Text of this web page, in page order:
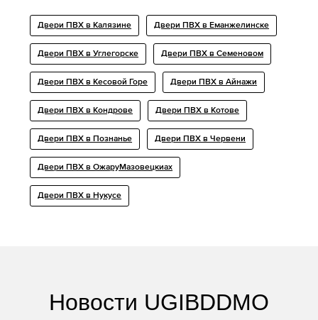
Двери ПВХ в Калязине Двери ПВХ в Еманжелинске
Двери ПВХ в Углегорске Двери ПВХ в Семеновом
Двери ПВХ в Кесовой Горе Двери ПВХ в Айнажи
Двери ПВХ в Кондрове Двери ПВХ в Котове
Двери ПВХ в Познанье Двери ПВХ в Червени
Двери ПВХ в ОжаруМазовецкиах
Двери ПВХ в Нукусе
Новости UGIBDDMO